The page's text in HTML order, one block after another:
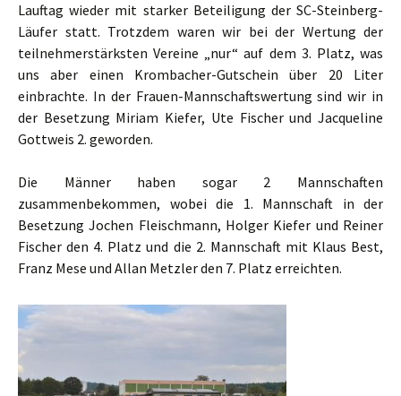
Lauftag wieder mit starker Beteiligung der SC-Steinberg-
Läufer statt. Trotzdem waren wir bei der Wertung der
teilnehmerstärksten Vereine „nur“ auf dem 3. Platz, was
uns aber einen Krombacher-Gutschein über 20 Liter
einbrachte. In der Frauen-Mannschaftswertung sind wir in
der Besetzung Miriam Kiefer, Ute Fischer und Jacqueline
Gottweis 2. geworden.
Die Männer haben sogar 2 Mannschaften
zusammenbekommen, wobei die 1. Mannschaft in der
Besetzung Jochen Fleischmann, Holger Kiefer und Reiner
Fischer den 4. Platz und die 2. Mannschaft mit Klaus Best,
Franz Mese und Allan Metzler den 7. Platz erreichten.